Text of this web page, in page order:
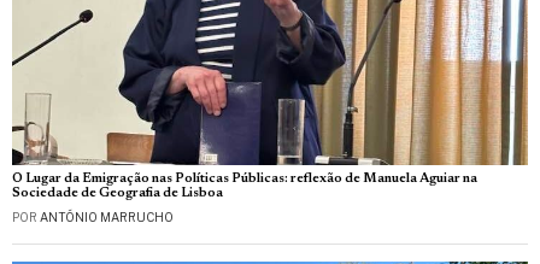
O Lugar da Emigração nas Políticas Públicas: reflexão de Manuela Aguiar na
Sociedade de Geografia de Lisboa
POR ANTÓNIO MARRUCHO